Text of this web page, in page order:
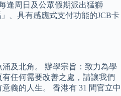
逢周日及公眾假期派出猛獅
、具有感應式支付功能的JCB卡
及北角。 辦學宗旨：致力為學
任何需要改善之處，請讓我們
義的人生。 香港有 31 間官立中